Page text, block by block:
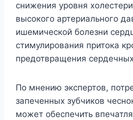
снижения уровня
высокого артериального
ишемической болезни
стимулирования притока
предотвращения
По мнению экспертов,
запеченных зубчиков
может обеспечить